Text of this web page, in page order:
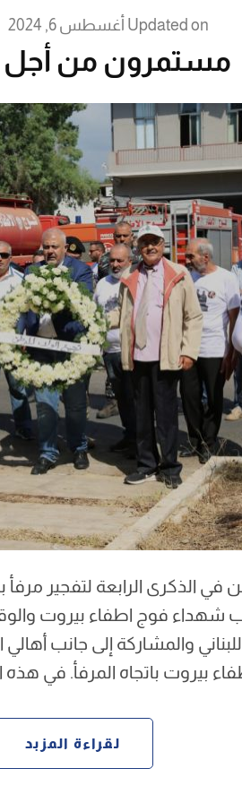
Updated on أغسطس 6, 2024
مستمرون من أجل
في الذكرى الرابعة لتفجير
شهداء فوج اطفاء بيروت
والمشاركة إلى جانب
بيروت باتجاه المرفأ. في هذه
لقراءة المزبد